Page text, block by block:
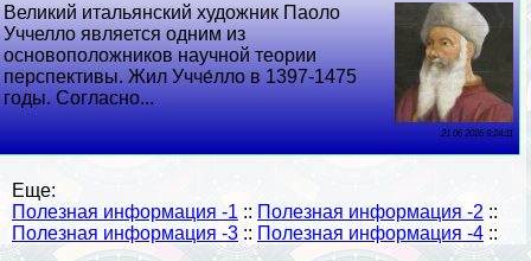
Великий итальянский художник Паоло
Уччелло является одним из
основоположников научной теории
перспективы. Жил Учче́лло в 1397-1475
годы. Согласно...
21 06 2026 9:24:11
Еще:
Полезная информация -1 :: Полезная информация -2 ::
Полезная информация -3 :: Полезная информация -4 ::